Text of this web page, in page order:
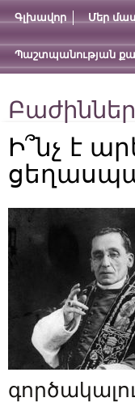
Գլխավոր Մեր
Պաշտպանության
Ի՞նչ է